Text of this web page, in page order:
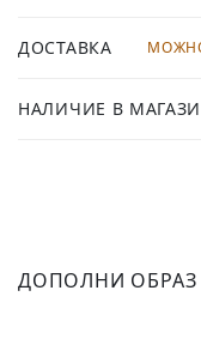
ДОСТАВКА
НАЛИЧИЕ В
ДОПОЛНИ ОБРАЗ